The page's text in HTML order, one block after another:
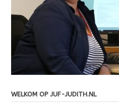
WELKOM OP JUF-JUDITH.NL